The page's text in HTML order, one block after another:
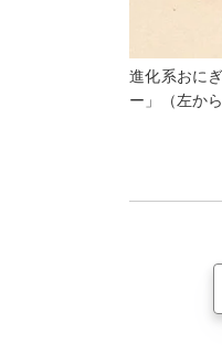
進化系おに
ー」（左か